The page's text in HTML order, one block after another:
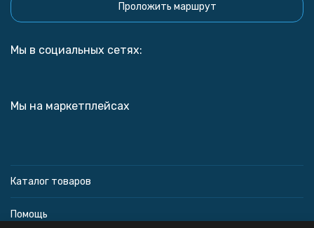
Проложить маршрут
Мы в социальных сетях:
Мы на маркетплейсах
Каталог товаров
Помощь